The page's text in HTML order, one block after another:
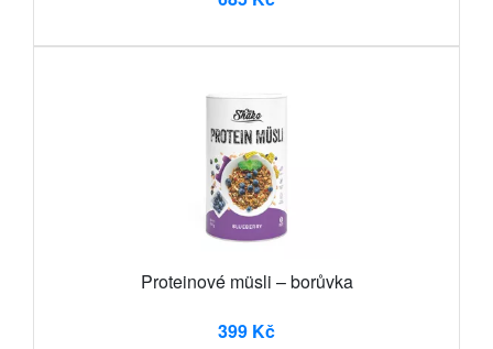
Proteinové müsli – borůvka
399 Kč